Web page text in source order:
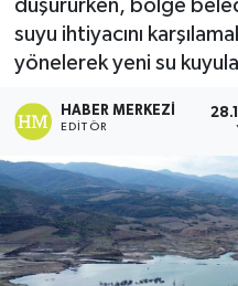
düşürürken, bölge
suyu ihtiyacını
yönelerek yeni su
HABER MERKEZI
EDITÖR
Haber Arşivi